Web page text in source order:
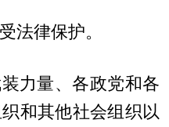
律保护。
力量、各政党和各
和其他社会组织以